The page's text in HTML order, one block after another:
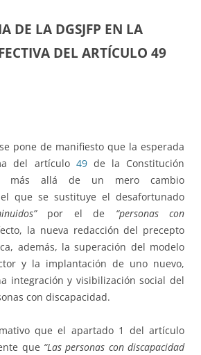
DE LA DGSJFP EN LA
DEL ARTÍCULO 49
pone de manifiesto que la esperada
del artículo 49de la Constitución
más allá de un mero cambio
que se sustituye el desafortunado
por el de “personas con
la nueva redacción del precepto
además, la superación del modelo
y la implantación de uno nuevo,
integración y visibilización social del
con discapacidad.
que el apartado 1 del artículo
que “Las personas con discapacidad